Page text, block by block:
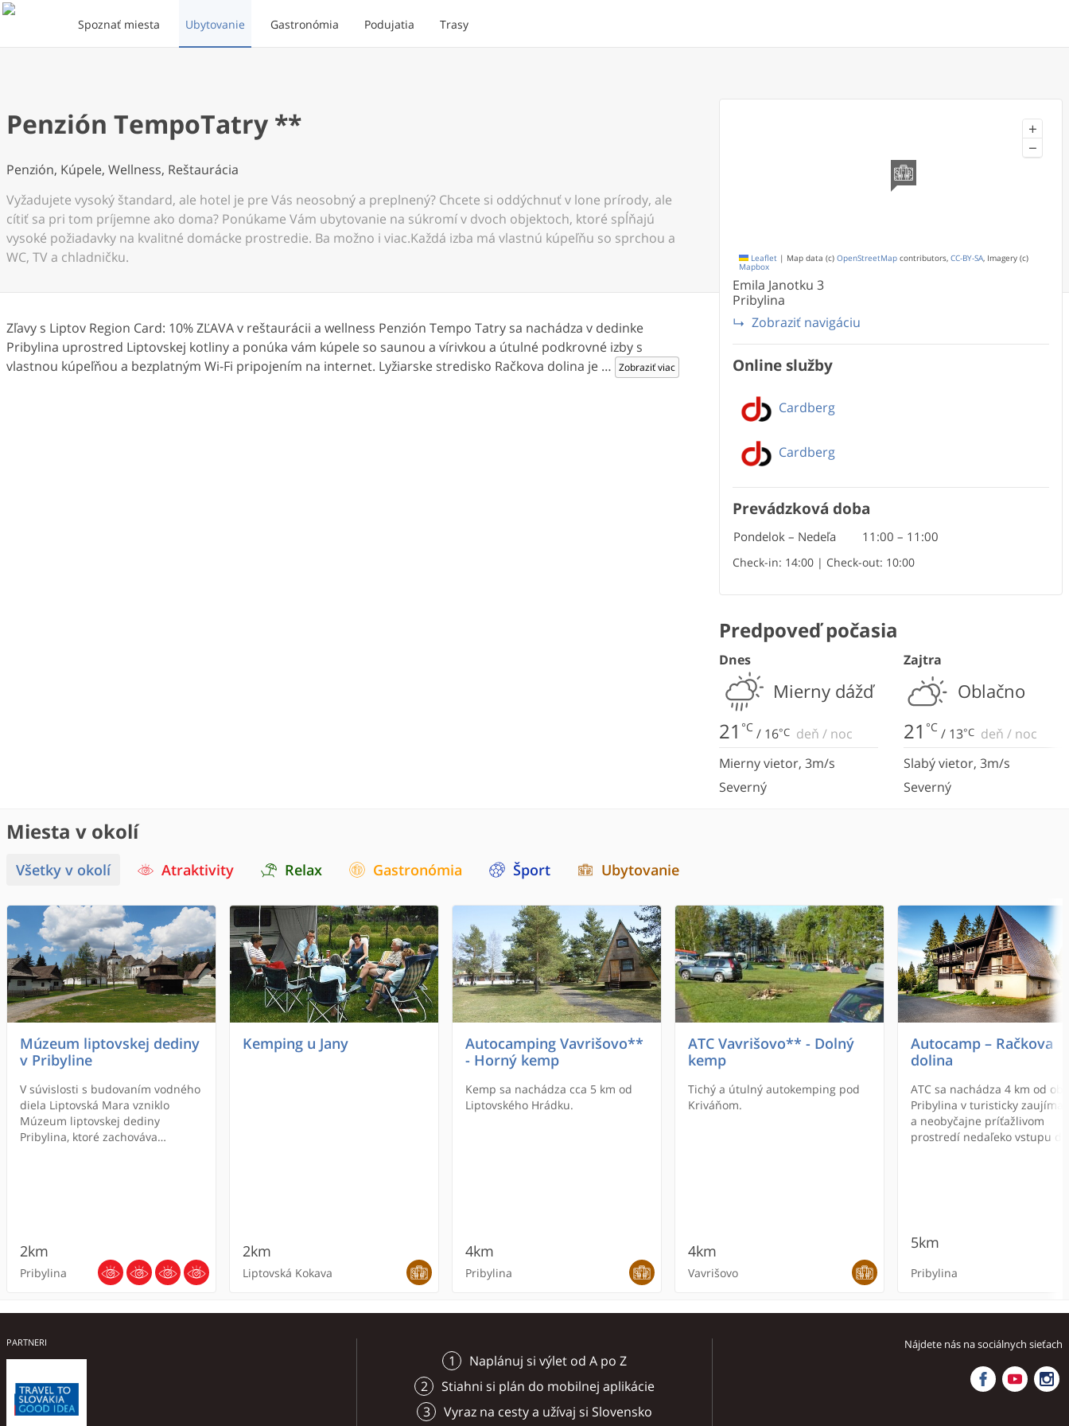
Spoznať miesta Ubytovanie Gastronómia Podujatia Trasy
Penzión TempoTatry **
Penzión, Kúpele, Wellness, Reštaurácia
Vyžadujete vysoký štandard, ale hotel je pre Vás neosobný a preplnený? Chcete si oddýchnuť v lone prírody, ale
cítiť sa pri tom príjemne ako doma? Ponúkame Vám ubytovanie na súkromí v dvoch objektoch, ktoré spĺňajú
vysoké požiadavky na kvalitné domácke prostredie. Ba možno i viac.Každá izba má vlastnú kúpeľňu so sprchou a
WC, TV a chladničku.
Zľavy s Liptov Region Card: 10% ZĽAVA v reštaurácii a wellness Penzión Tempo Tatry sa nachádza v dedinke
Pribylina uprostred Liptovskej kotliny a ponúka vám kúpele so saunou a vírivkou a útulné podkrovné izby s
vlastnou kúpeľňou a bezplatným Wi-Fi pripojením na internet. Lyžiarske stredisko Račkova dolina je … Zobraziť viac
+
−
Leaflet | Map data (c) OpenStreetMap contributors, CC-BY-SA, Imagery (c)
Mapbox
Emila Janotku 3
Pribylina
Zobraziť navigáciu
Online služby
Cardberg
Cardberg
Prevádzková doba
Pondelok – Nedeľa 11:00 – 11:00
Check-in: 14:00 | Check-out: 10:00
Predpoveď počasia
Dnes
Mierny dážď
21 °C / 16°C deň / noc
Mierny vietor, 3m/s
Severný
Zajtra
Oblačno
21 °C / 13°C deň / noc
Slabý vietor, 3m/s
Severný
Miesta v okolí
Všetky v okolí Atraktivity Relax Gastronómia Šport Ubytovanie
Múzeum liptovskej dediny
v Pribyline
V súvislosti s budovaním vodného
diela Liptovská Mara vzniklo
Múzeum liptovskej dediny
Pribylina, ktoré zachováva
2km
Pribylina
Kemping u Jany
2km
Liptovská Kokava
Autocamping Vavrišovo**
- Horný kemp
Kemp sa nachádza cca 5 km od
Liptovského Hrádku.
4km
Pribylina
ATC Vavrišovo** - Dolný
kemp
Tichý a útulný autokemping pod
Kriváňom.
4km
Vavrišovo
Autocamp – Račkova
dolina
ATC sa nachádza 4 km od
Pribylina v turisticky
a neobyčajne príťažlivom
prostredí nedaľeko vstupu do
5km
Pribylina
PARTNERI
Naplánuj si výlet od A po Z
Stiahni si plán do mobilnej aplikácie
Vyraz na cesty a užívaj si Slovensko
Nájdete nás na sociálnych sieťach